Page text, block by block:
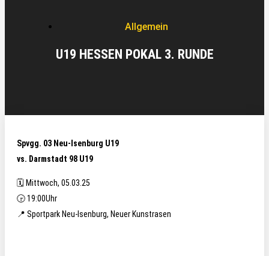
Allgemein
U19 HESSEN POKAL 3. RUNDE
Spvgg. 03 Neu-Isenburg U19
vs. Darmstadt 98 U19
🗓️ Mittwoch, 05.03.25
🕞 19:00Uhr
📍 Sportpark Neu-Isenburg, Neuer Kunstrasen